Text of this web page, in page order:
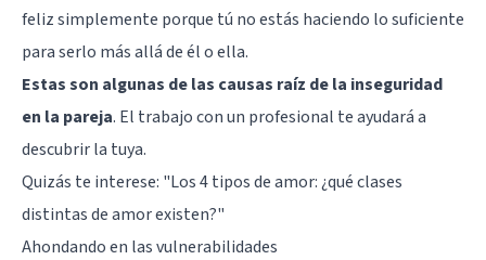
feliz simplemente porque tú no estás haciendo lo suficiente
para serlo más allá de él o ella.
Estas son algunas de las causas raíz de la inseguridad
en la pareja. El trabajo con un profesional te ayudará a
descubrir la tuya.
Quizás te interese: "Los 4 tipos de amor: ¿qué clases
distintas de amor existen?"
Ahondando en las vulnerabilidades